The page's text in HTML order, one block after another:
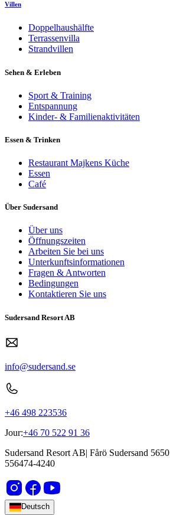
Villen
Doppelhaushälfte
Terrassenvilla
Strandvillen
Sehen & Erleben
Sport & Training
Entspannung
Kinder- & Familienaktivitäten
Essen & Trinken
Restaurant Majkens Küche
Essen
Café
Über Sudersand
Über uns
Öffnungszeiten
Arbeiten Sie bei uns
Unterkunftsinformationen
Fragen & Antworten
Bedingungen
Kontaktieren Sie uns
Sudersand Resort AB
info@sudersand.se
+46 498 223536
Jour:+46 70 522 91 36
Sudersand Resort AB| Fårö Sudersand 5650
556474-4240
Deutsch